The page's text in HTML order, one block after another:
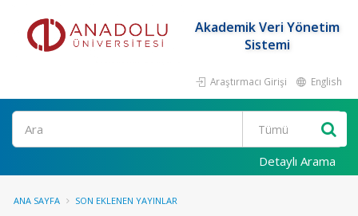
Akademik Veri Yönetim
Sistemi
Araştırmacı Girişi English
Ara
Detaylı Arama
ANA SAYFA SON EKLENEN YAYINLAR